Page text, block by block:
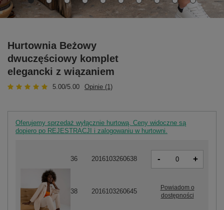
Hurtownia Beżowy
dwuczęściowy komplet
elegancki z wiązaniem
5.00/5.00 Opinie (1)
Oferujemy sprzedaż wyłącznie hurtową. Ceny widoczne są
dopiero po REJESTRACJI i zalogowaniu w hurtowni.
36 2016103260638 - +
38 2016103260645
Powiadom o
dostępności